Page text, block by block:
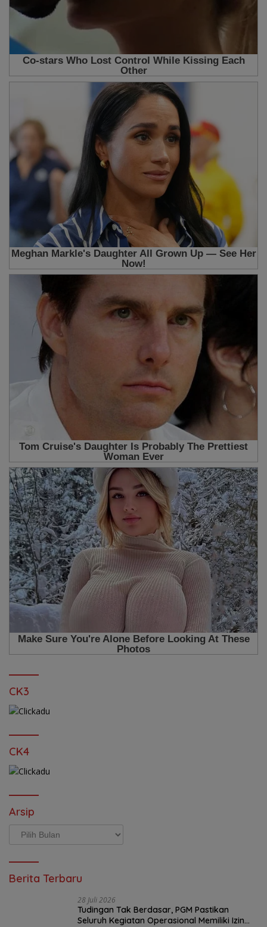
CK3
CK4
Arsip
Arsip
Berita Terbaru
28 Juli 2026
Tudingan Tak Berdasar, PGM Pastikan
Seluruh Kegiatan Operasional Memiliki Izin